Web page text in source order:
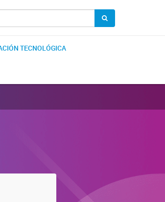
TECNOLÓGICA